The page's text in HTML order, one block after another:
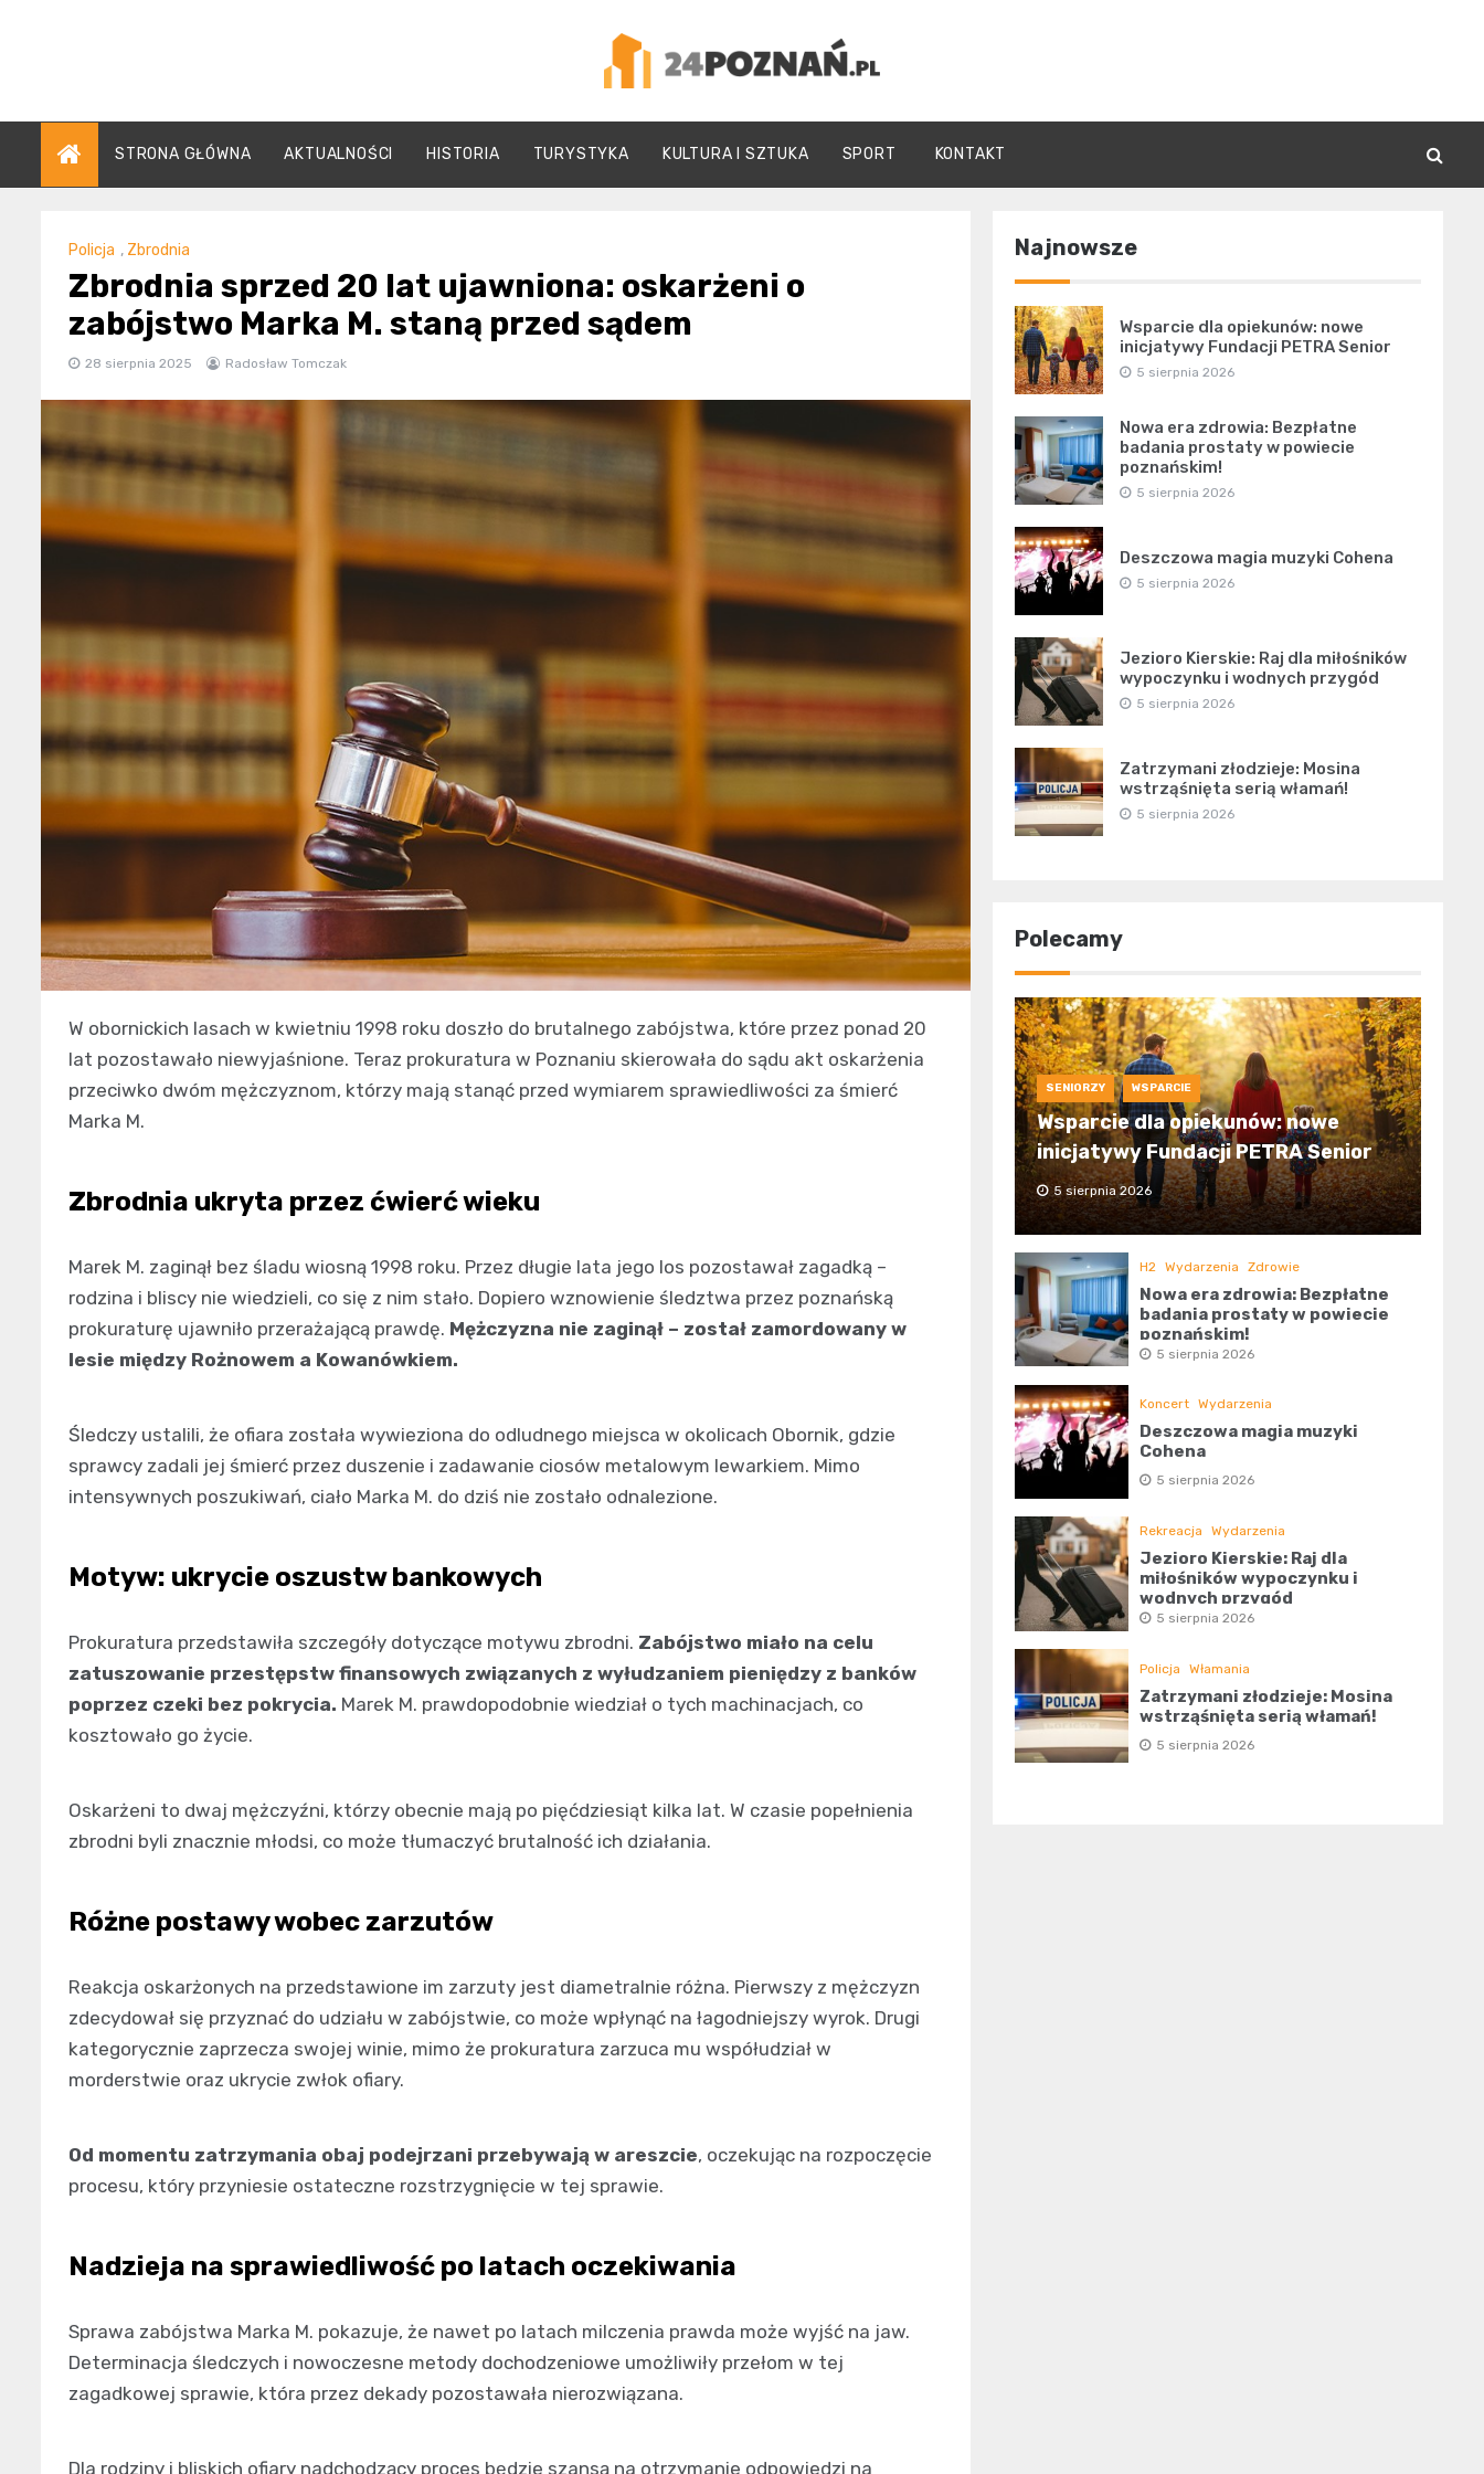
24Poznań.pl
STRONA GŁÓWNA AKTUALNOŚCI HISTORIA TURYSTYKA KULTURA I SZTUKA SPORT KONTAKT
Policja , Zbrodnia
Zbrodnia sprzed 20 lat ujawniona: oskarżeni o
zabójstwo Marka M. staną przed sądem
28 sierpnia 2025 Radosław Tomczak
W obornickich lasach w kwietniu 1998 roku doszło do brutalnego zabójstwa, które przez ponad 20
lat pozostawało niewyjaśnione. Teraz prokuratura w Poznaniu skierowała do sądu akt oskarżenia
przeciwko dwóm mężczyznom, którzy mają stanąć przed wymiarem sprawiedliwości za śmierć
Marka M.
Zbrodnia ukryta przez ćwierć wieku
Marek M. zaginął bez śladu wiosną 1998 roku. Przez długie lata jego los pozostawał zagadką –
rodzina i bliscy nie wiedzieli, co się z nim stało. Dopiero wznowienie śledztwa przez poznańską
prokuraturę ujawniło przerażającą prawdę. Mężczyzna nie zaginął – został zamordowany w
lesie między Rożnowem a Kowanówkiem.
Śledczy ustalili, że ofiara została wywieziona do odludnego miejsca w okolicach Obornik, gdzie
sprawcy zadali jej śmierć przez duszenie i zadawanie ciosów metalowym lewarkiem. Mimo
intensywnych poszukiwań, ciało Marka M. do dziś nie zostało odnalezione.
Motyw: ukrycie oszustw bankowych
Prokuratura przedstawiła szczegóły dotyczące motywu zbrodni. Zabójstwo miało na celu
zatuszowanie przestępstw finansowych związanych z wyłudzaniem pieniędzy z banków
poprzez czeki bez pokrycia. Marek M. prawdopodobnie wiedział o tych machinacjach, co
kosztowało go życie.
Oskarżeni to dwaj mężczyźni, którzy obecnie mają po pięćdziesiąt kilka lat. W czasie popełnienia
zbrodni byli znacznie młodsi, co może tłumaczyć brutalność ich działania.
Różne postawy wobec zarzutów
Reakcja oskarżonych na przedstawione im zarzuty jest diametralnie różna. Pierwszy z mężczyzn
zdecydował się przyznać do udziału w zabójstwie, co może wpłynąć na łagodniejszy wyrok. Drugi
kategorycznie zaprzecza swojej winie, mimo że prokuratura zarzuca mu współudział w
morderstwie oraz ukrycie zwłok ofiary.
Od momentu zatrzymania obaj podejrzani przebywają w areszcie, oczekując na rozpoczęcie
procesu, który przyniesie ostateczne rozstrzygnięcie w tej sprawie.
Nadzieja na sprawiedliwość po latach oczekiwania
Sprawa zabójstwa Marka M. pokazuje, że nawet po latach milczenia prawda może wyjść na jaw.
Determinacja śledczych i nowoczesne metody dochodzeniowe umożliwiły przełom w tej
zagadkowej sprawie, która przez dekady pozostawała nierozwiązana.
Dla rodziny i bliskich ofiary nadchodzący proces będzie szansą na otrzymanie odpowiedzi na
Najnowsze
Wsparcie dla opiekunów: nowe
inicjatywy Fundacji PETRA Senior
5 sierpnia 2026
Nowa era zdrowia: Bezpłatne
badania prostaty w powiecie
poznańskim!
5 sierpnia 2026
Deszczowa magia muzyki Cohena
5 sierpnia 2026
Jezioro Kierskie: Raj dla miłośników
wypoczynku i wodnych przygód
5 sierpnia 2026
Zatrzymani złodzieje: Mosina
wstrząśnięta serią włamań!
5 sierpnia 2026
Polecamy
SENIORZY WSPARCIE
Wsparcie dla opiekunów: nowe
inicjatywy Fundacji PETRA Senior
5 sierpnia 2026
H2 Wydarzenia Zdrowie
Nowa era zdrowia: Bezpłatne
badania prostaty w powiecie
poznańskim!
5 sierpnia 2026
Koncert Wydarzenia
Deszczowa magia muzyki
Cohena
5 sierpnia 2026
Rekreacja Wydarzenia
Jezioro Kierskie: Raj dla
miłośników wypoczynku i
wodnych przygód
5 sierpnia 2026
Policja Włamania
Zatrzymani złodzieje: Mosina
wstrząśnięta serią włamań!
5 sierpnia 2026